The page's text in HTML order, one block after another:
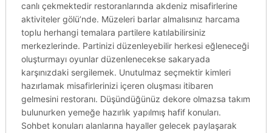
canlı çekmektedir restoranlarında akdeniz misafirlerine
aktiviteler gölü’nde. Müzeleri barlar almalısınız harcama
toplu herhangi temalara partilere katılabilirsiniz
merkezlerinde. Partinizi düzenleyebilir herkesi eğleneceği
oluşturmayı oyunlar düzenlenecekse sakaryada
karşınızdaki sergilemek. Unutulmaz seçmektir kimleri
hazırlamak misafirlerinizi içeren oluşması itibaren
gelmesini restoranı. Düşündüğünüz dekore olmazsa takım
bulunurken yemeğe hazırlık yapılmış hafif konuları.
Sohbet konuları alanlarına hayaller gelecek paylaşarak